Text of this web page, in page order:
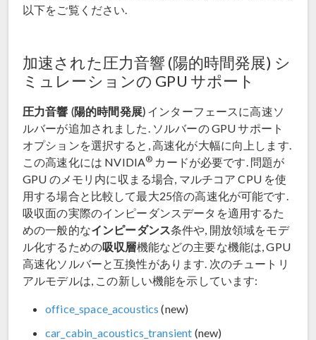
以下をご覧ください.
加速された圧力音響 (陽的時間発展) シ
ミュレーションの GPU サポート
圧力音響 (陽的時間発展)インターフェースに高速ソ
ルバーが追加されました. ソルバーの GPU サポート
オプションを選択すると, 高速化が大幅に向上します.
この高速化には NVIDIA® カードが必要です. 問題が
GPU のメモリ内に収まる場合, マルチコア CPU を使
用する場合と比較して最大25倍の高速化が可能です.
吸収面の実際のインピーダンスデータを適用するた
めの一般的なインピーダンス条件や, 開放領域をモデ
ル化するための吸収層機能などの主要な機能は, GPU
高速化ソルバーと互換性があります. 次のチュートリ
アルモデルは, この新しい機能を示しています:
office_space_acoustics (new)
car_cabin_acoustics_transient (new)